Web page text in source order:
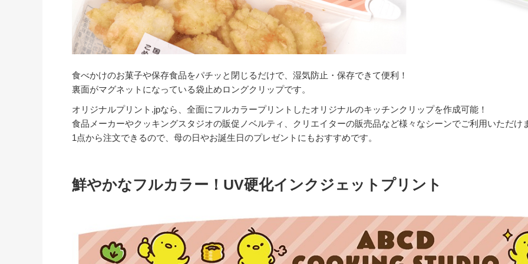
食べかけのお菓子や保存食品をパチッと閉じるだけで、湿気防止・保存できて便利！
裏面がマグネットになっている袋止めロングクリップです。
オリジナルプリント.jpなら、全面にフルカラープリントしたオリジナルのキッチンクリップを作成可能！
食品メーカーやクッキングスタジオの販促ノベルティ、クリエイターの販売品など様々なシーンでご利用いただけ
1点から注文できるので、母の日やお誕生日のプレゼントにもおすすめです。
鮮やかなフルカラー！UV硬化インクジェットプリント